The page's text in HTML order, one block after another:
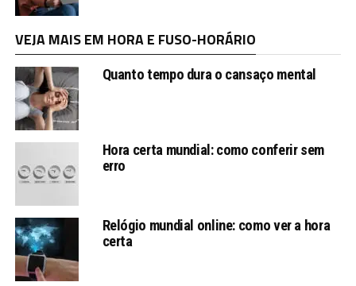
VEJA MAIS EM HORA E FUSO-HORÁRIO
Quanto tempo dura o cansaço mental
Hora certa mundial: como conferir sem
erro
Relógio mundial online: como ver a hora
certa